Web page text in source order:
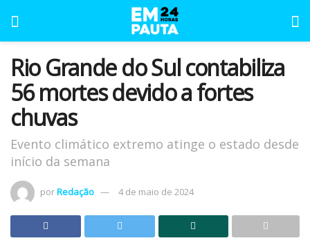
Rio Grande do Sul contabiliza
56 mortes devido a fortes
chuvas
Evento climático extremo atinge o estado desde
início da semana
porRedação 4 de maio de 2024